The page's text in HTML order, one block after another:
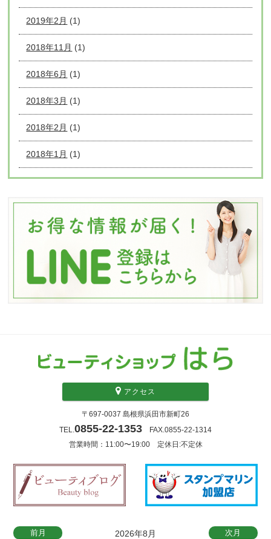
2019年2月 (1)
2018年11月 (1)
2018年6月 (1)
2018年3月 (1)
2018年2月 (1)
2018年1月 (1)
前月 2026年8月 次月
アクセス
〒697-0037 島根県浜田市新町26
TEL.0855-22-1353 FAX.0855-22-1314
営業時間：11:00〜19:00 定休日:不定休